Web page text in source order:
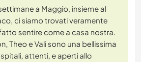
a Maggio, insieme al
ci siamo trovati veramente
sentire come a casa nostra.
Theo e Vali sono una bellissima
attenti, e aperti allo